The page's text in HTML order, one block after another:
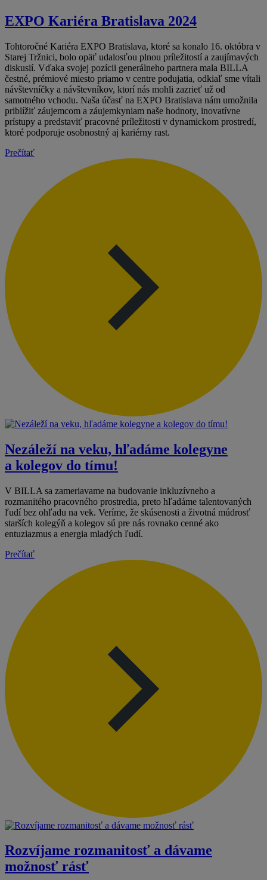
EXPO Kariéra Bratislava 2024
Tohtoročné Kariéra EXPO Bratislava, ktoré sa konalo 16. októbra v
Starej Tržnici, bolo opäť udalosťou plnou príležitostí a zaujímavých
diskusií. Vďaka svojej pozícii generálneho partnera mala BILLA
čestné, prémiové miesto priamo v centre podujatia, odkiaľ sme vítali
návštevníčky a návštevníkov, ktorí nás mohli zazrieť už od
samotného vchodu. Naša účasť na EXPO Bratislava nám umožnila
priblížiť záujemcom a záujemkyniam naše hodnoty, inovatívne
prístupy a predstaviť pracovné príležitosti v dynamickom prostredí,
ktoré podporuje osobnostný aj kariérny rast.
Prečítať
Nezáleží na veku, hľadáme kolegyne
a kolegov do tímu!
V BILLA sa zameriavame na budovanie inkluzívneho a
rozmanitého pracovného prostredia, preto hľadáme talentovaných
ľudí bez ohľadu na vek. Veríme, že skúsenosti a životná múdrosť
starších kolegýň a kolegov sú pre nás rovnako cenné ako
entuziazmus a energia mladých ľudí.
Prečítať
Rozvíjame rozmanitosť a dávame
možnosť rásť